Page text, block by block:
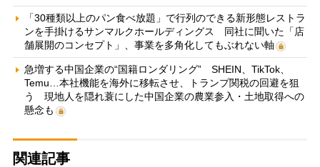
「30種類以上のパン食べ放題」で行列のできる新形態レストラ
ンを手掛けるサンマルクホールディングス 同社に聞いた「店
舗展開のコンセプト」、事業を多角化してもぶれない軸
急増する中国企業の“国籍ロンダリング” SHEIN、TikTok、
Temu…本社機能を海外に移転させ、トランプ関税の回避を狙
う 現地人を隠れ蓑にした中国企業の農業参入・土地取得への
懸念も
関連記事